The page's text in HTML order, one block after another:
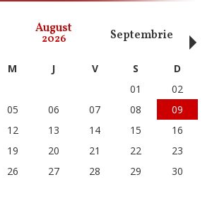
August
2026 Septembrie
M J V S
D
01
02
05 06 07 08
09
12 13 14 15
16
19 20 21 22
23
26 27 28 29
30